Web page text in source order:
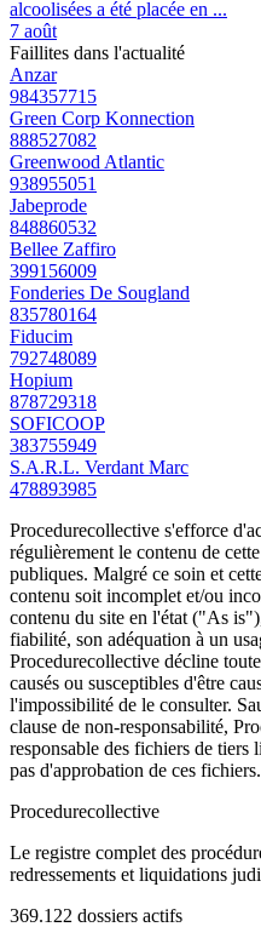
alcoolisées a été placée en ...
7 août
Faillites dans l'actualité
Anzar
984357715
Green Corp Konnection
888527082
Greenwood Atlantic
938955051
Jabeprode
848860532
Bellee Zaffiro
399156009
Fonderies De Sougland
835780164
Fiducim
792748089
Hopium
878729318
SOFICOOP
383755949
S.A.R.L. Verdant Marc
478893985
Procedurecollective s'efforce
régulièrement le contenu de
publiques. Malgré ce soin et
contenu soit incomplet et/ou
contenu du site en l'état ("As
fiabilité, son adéquation à un
Procedurecollective décline
causés ou susceptibles d'être
l'impossibilité de le consulter.
clause de non-responsabilité,
responsable des fichiers de
pas d'approbation de ces fichiers.
Procedurecollective
Le registre complet des
redressements et liquidations
369.122 dossiers actifs